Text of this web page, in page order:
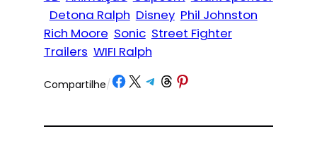
Detona Ralph Disney Phil Johnston
Rich Moore Sonic Street Fighter
Trailers WIFI Ralph
Compartilhe/Share on Facebook
Share on X Share on Telegram
Share on Threads
Share on Pinterest